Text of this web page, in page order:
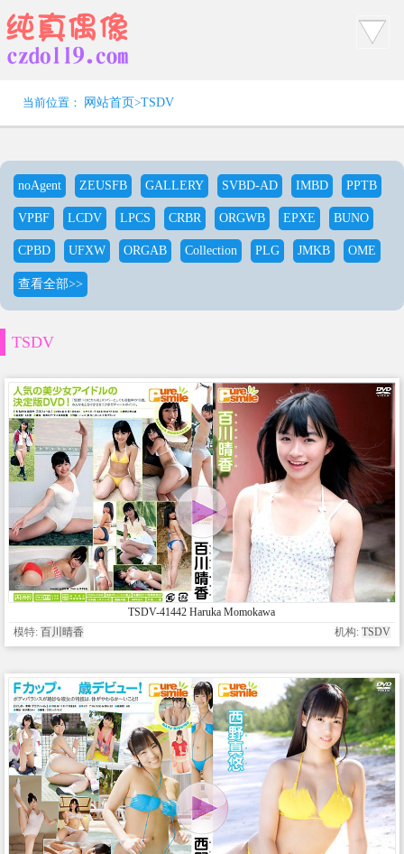
当前位置： 网站首页>TSDV
noAgent ZEUSFB GALLERY SVBD-AD IMBD PPTB
VPBF LCDV LPCS CRBR ORGWB EPXE BUNO
CPBD UFXW ORGAB Collection PLG JMKB OME
查看全部>>
TSDV
TSDV-41442 Haruka Momokawa
模特: 百川晴香 机构: TSDV